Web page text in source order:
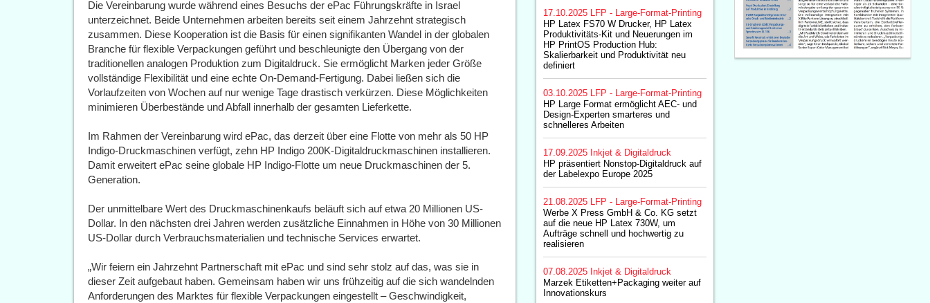
Die Vereinbarung wurde während eines Besuchs der ePac Führungskräfte in Israel
unterzeichnet. Beide Unternehmen arbeiten bereits seit einem Jahrzehnt strategisch
zusammen. Diese Kooperation ist die Basis für einen signifikanten Wandel in der globalen
Branche für flexible Verpackungen geführt und beschleunigte den Übergang von der
traditionellen analogen Produktion zum Digitaldruck. Sie ermöglicht Marken jeder Größe
vollständige Flexibilität und eine echte On-Demand-Fertigung. Dabei ließen sich die
Vorlaufzeiten von Wochen auf nur wenige Tage drastisch verkürzen. Diese Möglichkeiten
minimieren Überbestände und Abfall innerhalb der gesamten Lieferkette.
Im Rahmen der Vereinbarung wird ePac, das derzeit über eine Flotte von mehr als 50 HP
Indigo-Druckmaschinen verfügt, zehn HP Indigo 200K-Digitaldruckmaschinen installieren.
Damit erweitert ePac seine globale HP Indigo-Flotte um neue Druckmaschinen der 5.
Generation.
Der unmittelbare Wert des Druckmaschinenkaufs beläuft sich auf etwa 20 Millionen US-
Dollar. In den nächsten drei Jahren werden zusätzliche Einnahmen in Höhe von 30 Millionen
US-Dollar durch Verbrauchsmaterialien und technische Services erwartet.
„Wir feiern ein Jahrzehnt Partnerschaft mit ePac und sind sehr stolz auf das, was sie in
dieser Zeit aufgebaut haben. Gemeinsam haben wir uns frühzeitig auf die sich wandelnden
Anforderungen des Marktes für flexible Verpackungen eingestellt – Geschwindigkeit,
17.10.2025
LFP - Large-Format-Printing
HP Latex FS70 W Drucker, HP Latex
Produktivitäts-Kit und Neuerungen im
HP PrintOS Production Hub:
Skalierbarkeit und Produktivität neu
definiert
03.10.2025
LFP - Large-Format-Printing
HP Large Format ermöglicht AEC- und
Design-Experten smarteres und
schnelleres Arbeiten
17.09.2025 Inkjet & Digitaldruck
HP präsentiert Nonstop-Digitaldruck auf
der Labelexpo Europe 2025
21.08.2025
LFP - Large-Format-Printing
Werbe X Press GmbH & Co. KG setzt
auf die neue HP Latex 730W, um
Aufträge schnell und hochwertig zu
realisieren
07.08.2025 Inkjet & Digitaldruck
Marzek Etiketten+Packaging weiter auf
Innovationskurs